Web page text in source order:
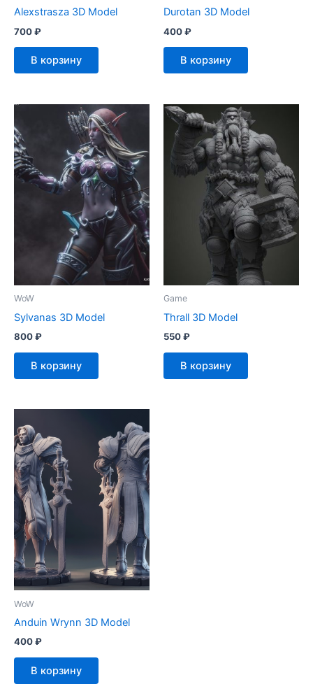
Alexstrasza 3D Model
700₽
В корзину
Durotan 3D Model
400₽
В корзину
WoW
Sylvanas 3D Model
800₽
В корзину
Game
Thrall 3D Model
550₽
В корзину
WoW
Anduin Wrynn 3D Model
400₽
В корзину